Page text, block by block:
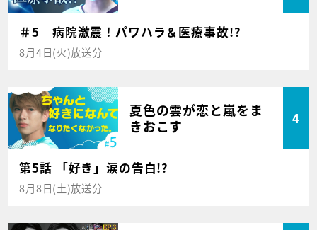
＃5 病院激震！パワハラ＆医療事故!?
8月4日(火)放送分
夏色の雲が恋と嵐をま
きおこす
4
第5話 「好き」涙の告白!?
8月8日(土)放送分